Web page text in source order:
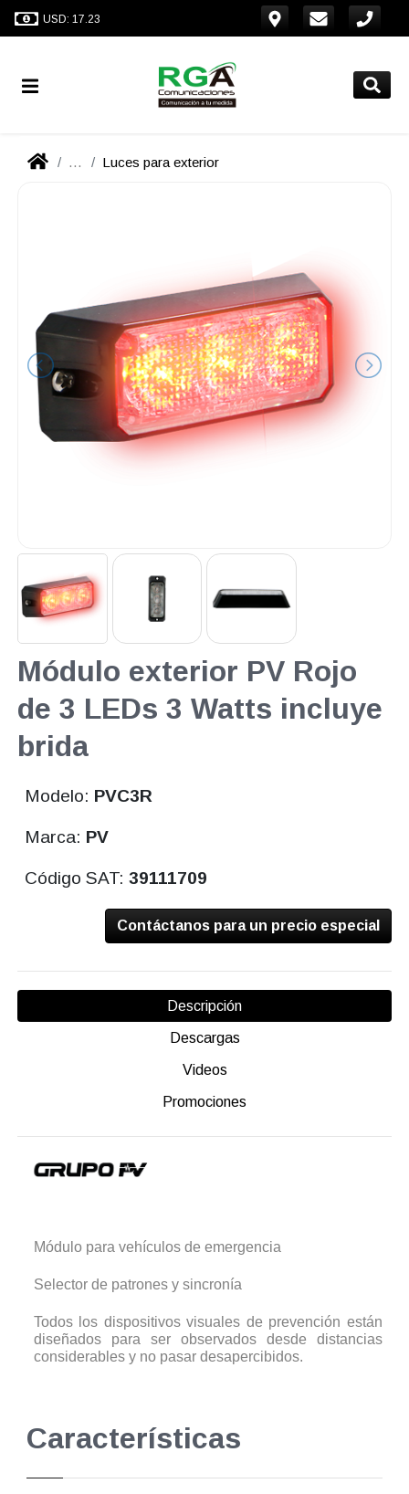
USD: 17.23
... Luces para exterior
Módulo exterior PV Rojo
de 3 LEDs 3 Watts incluye
brida
Modelo: PVC3R
Marca: PV
Código SAT:39111709
Contáctanos para un precio especial
Descripción
Descargas
Videos
Promociones
Módulo para vehículos de emergencia
Selector de patrones y sincronía
Todos los dispositivos visuales de prevención están
diseñados para ser observados desde distancias
considerables y no pasar desapercibidos.
Características